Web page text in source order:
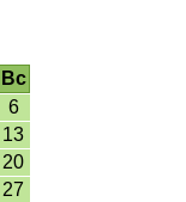
Вс
6
13
20
27